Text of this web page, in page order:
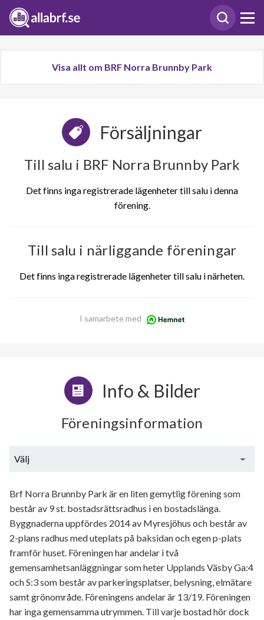
Visa allt om BRF Norra Brunnby Park
Försäljningar
Till salu i BRF Norra Brunnby Park
Det finns inga registrerade lägenheter till salu i denna
förening.
Till salu i närliggande föreningar
Det finns inga registrerade lägenheter till salu i närheten.
I samarbete med
Info & Bilder
Föreningsinformation
Välj
Brf Norra Brunnby Park är en liten gemytlig förening som
består av 9 st. bostadsrättsradhus i en bostadslänga.
Byggnaderna uppfördes 2014 av Myresjöhus och består av
2-plans radhus med uteplats på baksidan och egen p-plats
framför huset. Föreningen har andelar i två
gemensamhetsanläggningar som heter Upplands Väsby Ga:4
och S:3 som består av parkeringsplatser, belysning, elmätare
samt grönområde. Föreningens andelar är 13/19. Föreningen
har inga gemensamma utrymmen. Till varje bostad hör dock